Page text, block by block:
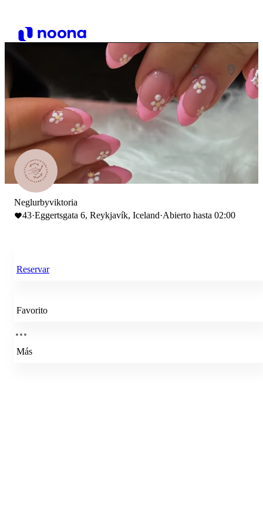
Neglurbyviktoria
43·Eggertsgata 6, Reykjavík, Iceland·Abierto hasta 02:00
Reservar
Favorito
Más